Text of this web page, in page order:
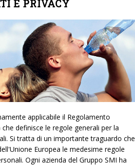
E PRIVACY
applicabile il Regolamento
definisce le regole generali per la
Si tratta di un importante traguardo che
Europea le medesime regole
Ogni azienda del Gruppo SMI ha